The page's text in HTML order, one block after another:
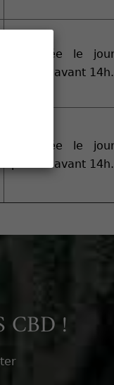
Expédiée le
passée avant 14h.
Expédiée le
passée avant 14h.
CBD !